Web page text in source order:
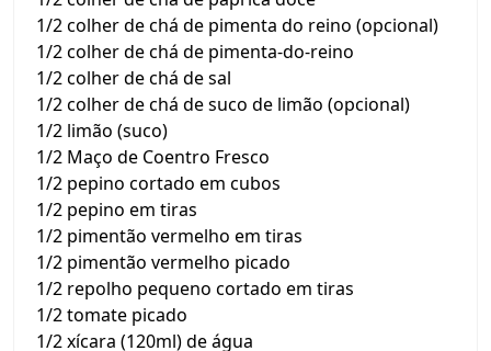
1/2 colher de chá de pimenta do reino (opcional)
1/2 colher de chá de pimenta-do-reino
1/2 colher de chá de sal
1/2 colher de chá de suco de limão (opcional)
1/2 limão (suco)
1/2 Maço de Coentro Fresco
1/2 pepino cortado em cubos
1/2 pepino em tiras
1/2 pimentão vermelho em tiras
1/2 pimentão vermelho picado
1/2 repolho pequeno cortado em tiras
1/2 tomate picado
1/2 xícara (120ml) de água